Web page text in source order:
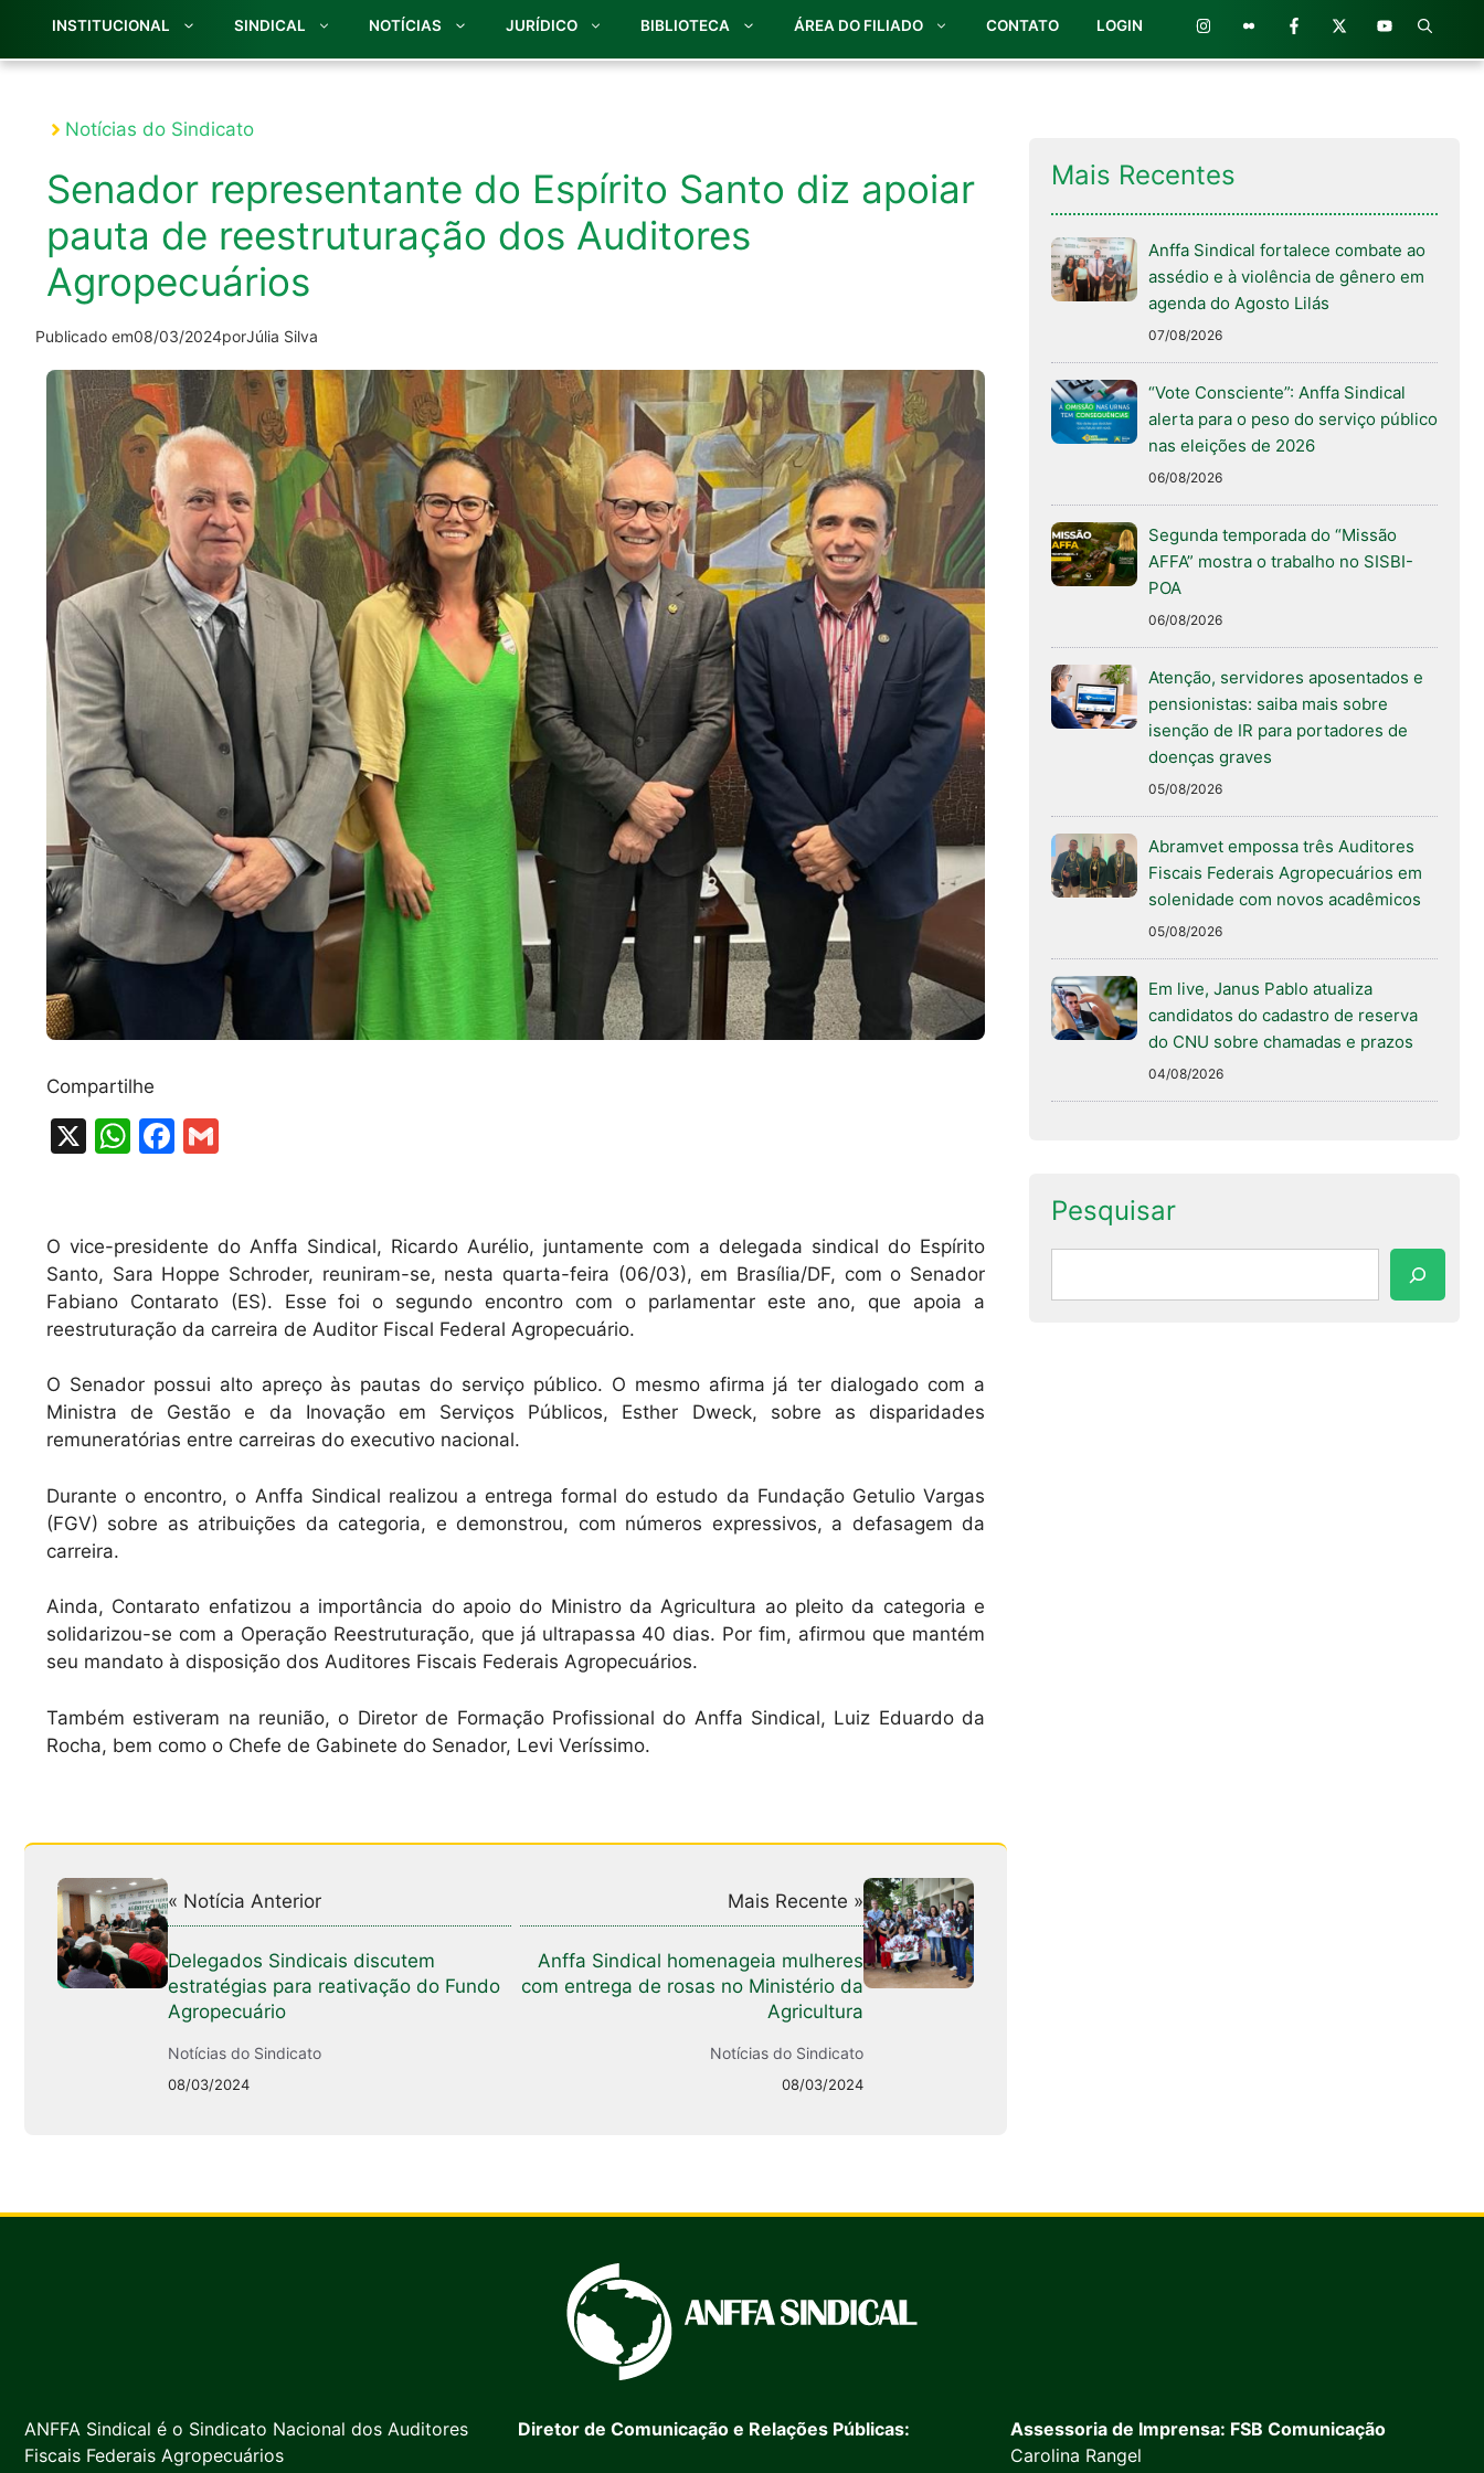
INSTITUCIONAL SINDICAL NOTÍCIAS JURÍDICO BIBLIOTECA ÁREA DO FILIADO CONTATO LOGIN
Notícias do Sindicato
Senador representante do Espírito Santo diz apoiar
pauta de reestruturação dos Auditores
Agropecuários
Publicado em08/03/2024porJúlia Silva
Compartilhe
X
W
s
A
p
p
F
e
b
o
o
k
l
O vice-presidente do Anffa Sindical, Ricardo Aurélio, juntamente com a delegada sindical do Espírito
Santo, Sara Hoppe Schroder, reuniram-se, nesta quarta-feira (06/03), em Brasília/DF, com o Senador
Fabiano Contarato (ES). Esse foi o segundo encontro com o parlamentar este ano, que apoia a
reestruturação da carreira de Auditor Fiscal Federal Agropecuário.
O Senador possui alto apreço às pautas do serviço público. O mesmo afirma já ter dialogado com a
Ministra de Gestão e da Inovação em Serviços Públicos, Esther Dweck, sobre as disparidades
remuneratórias entre carreiras do executivo nacional.
Durante o encontro, o Anffa Sindical realizou a entrega formal do estudo da Fundação Getulio Vargas
(FGV) sobre as atribuições da categoria, e demonstrou, com números expressivos, a defasagem da
carreira.
Ainda, Contarato enfatizou a importância do apoio do Ministro da Agricultura ao pleito da categoria e
solidarizou-se com a Operação Reestruturação, que já ultrapassa 40 dias. Por fim, afirmou que mantém
seu mandato à disposição dos Auditores Fiscais Federais Agropecuários.
Também estiveram na reunião, o Diretor de Formação Profissional do Anffa Sindical, Luiz Eduardo da
Rocha, bem como o Chefe de Gabinete do Senador, Levi Veríssimo.
« Notícia Anterior
Delegados Sindicais discutem
estratégias para reativação do Fundo
Agropecuário
Notícias do Sindicato
08/03/2024
Mais Recente »
Anffa Sindical homenageia mulheres
com entrega de rosas no Ministério da
Agricultura
Notícias do Sindicato
08/03/2024
Mais Recentes
Anffa Sindical fortalece combate ao
assédio e à violência de gênero em
agenda do Agosto Lilás
07/08/2026
“Vote Consciente”: Anffa Sindical
alerta para o peso do serviço público
nas eleições de 2026
06/08/2026
Segunda temporada do “Missão
AFFA” mostra o trabalho no SISBI-
POA
06/08/2026
Atenção, servidores aposentados e
pensionistas: saiba mais sobre
isenção de IR para portadores de
doenças graves
05/08/2026
Abramvet empossa três Auditores
Fiscais Federais Agropecuários em
solenidade com novos acadêmicos
05/08/2026
Em live, Janus Pablo atualiza
candidatos do cadastro de reserva
do CNU sobre chamadas e prazos
04/08/2026
Pesquisar
ANFFA Sindical é o Sindicato Nacional dos Auditores
Fiscais Federais Agropecuários
Diretor de Comunicação e Relações Públicas:
Assessoria de Imprensa: FSB Comunicação
Carolina Rangel